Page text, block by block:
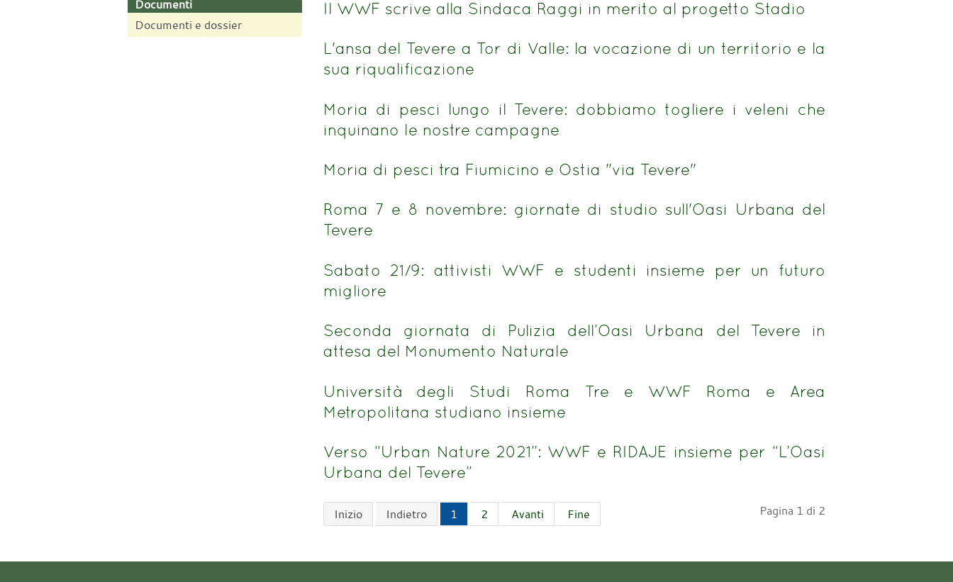
Documenti
Documenti e dossier
Il WWF scrive alla Sindaca Raggi in merito al progetto Stadio
L'ansa del Tevere a Tor di Valle: la vocazione di un territorio e la
sua riqualificazione
Moria di pesci lungo il Tevere: dobbiamo togliere i veleni che
inquinano le nostre campagne
Moria di pesci tra Fiumicino e Ostia "via Tevere"
Roma 7 e 8 novembre: giornate di studio sull'Oasi Urbana del
Tevere
Sabato 21/9: attivisti WWF e studenti insieme per un futuro
migliore
Seconda giornata di Pulizia dell’Oasi Urbana del Tevere in
attesa del Monumento Naturale
Università degli Studi Roma Tre e WWF Roma e Area
Metropolitana studiano insieme
Verso “Urban Nature 2021”: WWF e RIDAJE insieme per “L’Oasi
Urbana del Tevere”
Pagina 1 di 2
Inizio Indietro 1 2 Avanti Fine